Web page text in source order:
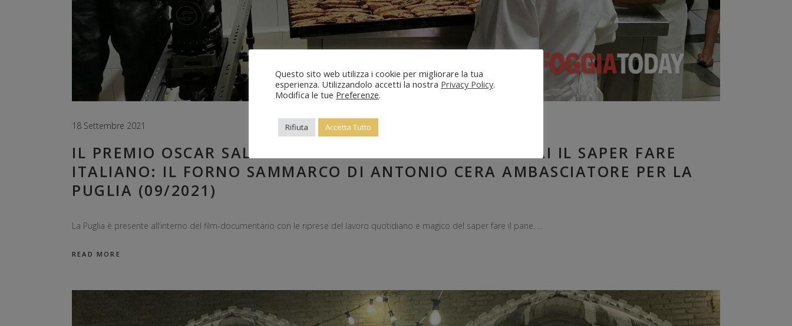
18 Settembre 2021
IL PREMIO OSCAR SALVATORES PORTA ALL’EXPO DI DUBAI IL SAPER FARE
ITALIANO: IL FORNO SAMMARCO DI ANTONIO CERA AMBASCIATORE PER LA
PUGLIA (09/2021)
La Puglia è presente all’interno del film-documentario con le riprese del lavoro quotidiano e magico del saper fare il pane.
READ MORE
Questo sito web utilizza i cookie per migliorare la tua
esperienza. Utilizzandolo accetti la nostra Privacy Policy.
Modifica le tue Preferenze.
Rifiuta Accetta Tutto